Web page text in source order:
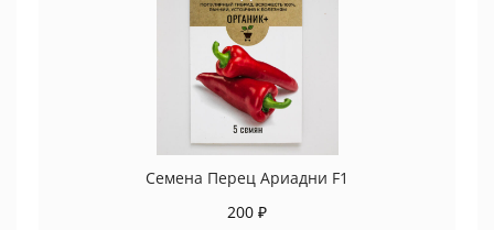
Семена Перец Ариадни F1
200 ₽